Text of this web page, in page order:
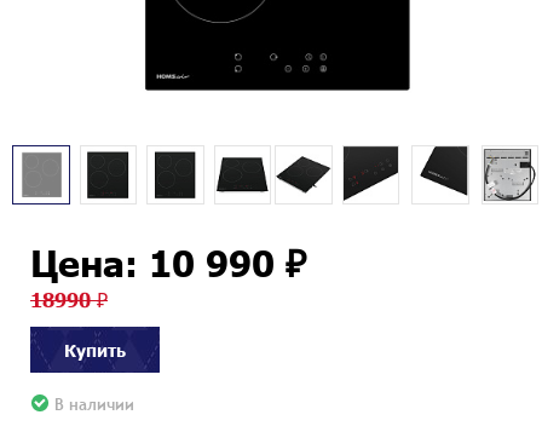
Цена: 10 990 ₽
18990 ₽
Купить
В наличии